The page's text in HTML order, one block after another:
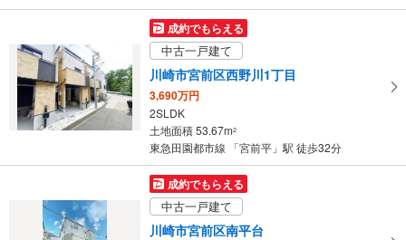
成約でもらえる
中古一戸建て
川崎市宮前区西野川1丁目
3,690万円
2SLDK
土地面積 53.67m2
東急田園都市線 「宮前平」駅 徒歩32分
成約でもらえる
中古一戸建て
川崎市宮前区南平台